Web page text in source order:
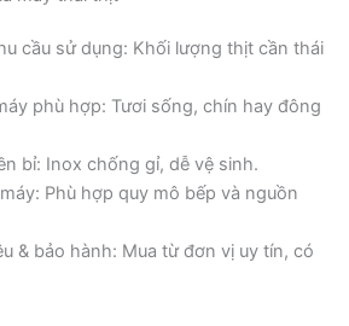
cầu sử dụng: Khối lượng thịt cần thái
phù hợp: Tươi sống, chín hay đông
bỉ: Inox chống gỉ, dễ vệ sinh.
Phù hợp quy mô bếp và nguồn
& bảo hành: Mua từ đơn vị uy tín, có